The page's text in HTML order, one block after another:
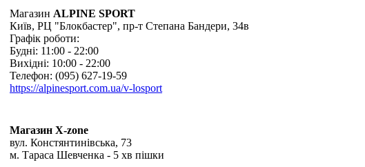
Магазин ALPINE SPORT
Київ, РЦ "Блокбастер", пр-т Степана Бандери, 34в
Графік роботи:
Будні: 11:00 - 22:00
Вихідні: 10:00 - 22:00
Телефон: (095) 627-19-59
https://alpinesport.com.ua/v-losport
Магазин X-zone
вул. Констянтинівська, 73
м. Тараса Шевченка - 5 хв пішки